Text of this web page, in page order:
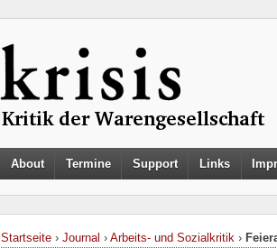
About Termine Support Links
Startseite › Journal › Arbeits- und Sozialkritik ›